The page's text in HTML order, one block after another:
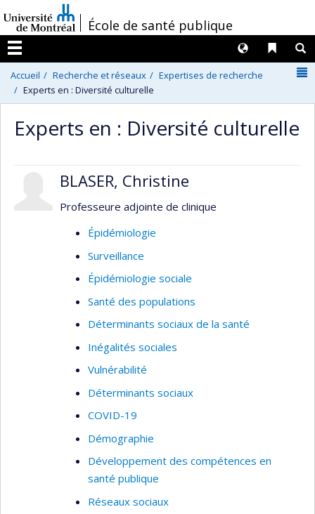
au
contenu
/École de santé publique
Menu
Liens
Langues
Accueil Recherche et réseaux
Expertises de recherche
Experts en : Diversité culturelle
Experts en : Diversité culturelle
BLASER, Christine
Professeure adjointe de clinique
Épidémiologie
Surveillance
Épidémiologie sociale
Santé des populations
Déterminants sociaux de la santé
Inégalités sociales
Vulnérabilité
Déterminants sociaux
COVID-19
Démographie
Développement des compétences en
santé publique
Réseaux sociaux